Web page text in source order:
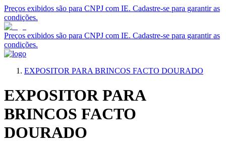
Preços exibidos são para CNPJ com IE. Cadastre-se para garantir as
condições.
Preços exibidos são para CNPJ com IE. Cadastre-se para garantir as
condições.
EXPOSITOR PARA BRINCOS FACTO DOURADO
EXPOSITOR PARA
BRINCOS FACTO
DOURADO